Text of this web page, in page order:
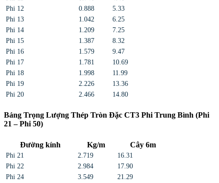
Phi 12
0.888
5.33
Phi 13
1.042
6.25
Phi 14
1.209
7.25
Phi 15
1.387
8.32
Phi 16
1.579
9.47
Phi 17
1.781
10.69
Phi 18
1.998
11.99
Phi 19
2.226
13.36
Phi 20
2.466 14.80
Bảng Trọng Lượng Thép Tròn Đặc CT3 Phi Trung Bình (Phi
21 – Phi 50)
Đường kính Kg/m Cây 6m
Phi 21 2.719
16.31
Phi 22
2.984
17.90
Phi 24
3.549
21.29